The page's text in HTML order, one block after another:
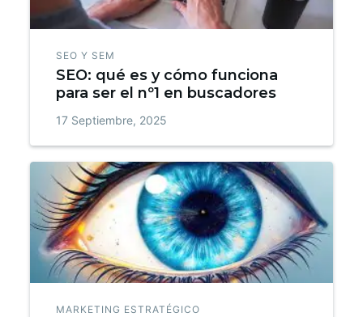
SEO Y SEM
SEO: qué es y cómo funciona
para ser el nº1 en buscadores
17 Septiembre, 2025
MARKETING ESTRATÉGICO